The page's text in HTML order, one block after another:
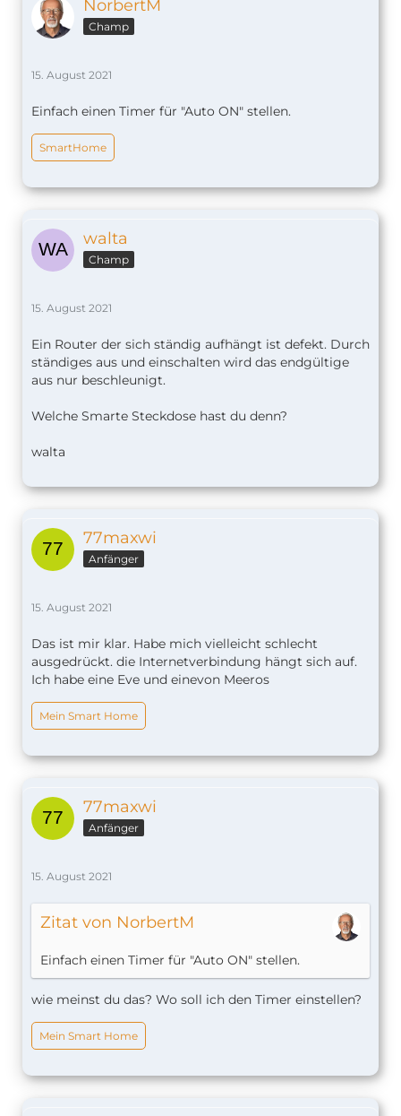
NorbertM
Champ
15. August 2021
Einfach einen Timer für "Auto ON" stellen.
SmartHome
walta
Champ
15. August 2021
Ein Router der sich ständig aufhängt ist defekt. Durch
ständiges aus und einschalten wird das endgültige
aus nur beschleunigt.
Welche Smarte Steckdose hast du denn?
walta
77maxwi
Anfänger
15. August 2021
Das ist mir klar. Habe mich vielleicht schlecht
ausgedrückt. die Internetverbindung hängt sich auf.
Ich habe eine Eve und einevon Meeros
Mein Smart Home
77maxwi
Anfänger
15. August 2021
Zitat von NorbertM
Einfach einen Timer für "Auto ON" stellen.
wie meinst du das? Wo soll ich den Timer einstellen?
Mein Smart Home